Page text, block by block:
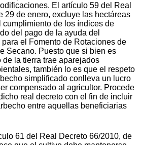
El artículo 59 del Real
29 de enero, excluye las hectáreas
cumplimiento de los índices de
del pago de la ayuda del
el Fomento de Rotaciones de
Secano. Puesto que si bien es
de la tierra trae aparejados
también lo es que el respeto
simplificado conlleva un lucro
compensado al agricultor. Procede
real decreto con el fin de incluir
entre aquellas beneficiarias
61 del Real Decreto 66/2010, de